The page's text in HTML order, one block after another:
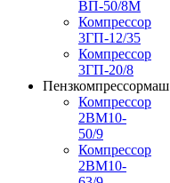
ВП-50/8М
Компрессор
3ГП-12/35
Компрессор
3ГП-20/8
Пензкомпрессормаш
Компрессор
2ВМ10-
50/9
Компрессор
2ВМ10-